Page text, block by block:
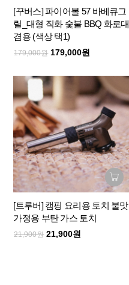
[꾸버스] 파이어볼 57 바베큐그
릴_대형 직화 숯불 BBQ 화로대
겸용 (색상 택1)
179,000원 179,000원
[트루버] 캠핑 요리용 토치 불맛
가정용 부탄 가스 토치
21,900원 21,900원